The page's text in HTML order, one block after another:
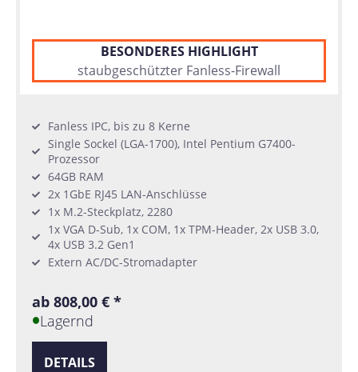
BESONDERES HIGHLIGHT
staubgeschützter Fanless-Firewall
Fanless IPC, bis zu 8 Kerne
Single Sockel (LGA-1700), Intel Pentium G7400-
Prozessor
64GB RAM
2x 1GbE RJ45 LAN-Anschlüsse
1x M.2-Steckplatz, 2280
1x VGA D-Sub, 1x COM, 1x TPM-Header, 2x USB 3.0,
4x USB 3.2 Gen1
Extern AC/DC-Stromadapter
ab 808,00 € *
Lagernd
DETAILS